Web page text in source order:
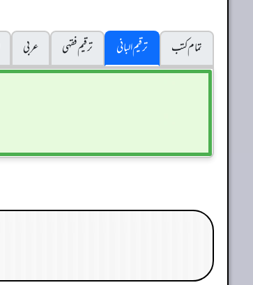
تمام کتب
ترقیم البانی ترقيم فقہی عربی